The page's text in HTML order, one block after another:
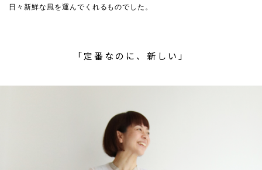
日々新鮮な風を運んでくれるものでした。
「定番なのに、新しい」